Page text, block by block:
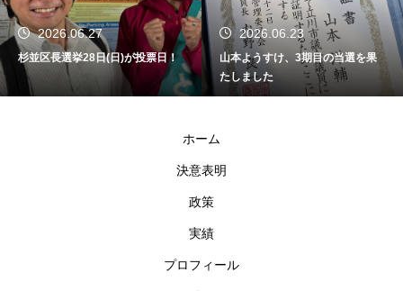
2026.06.27
杉並区長選挙28日(日)が投票日！
2026.06.23
山本ようすけ、3期目の当選を果
たしました
ホーム
決意表明
政策
実績
プロフィール